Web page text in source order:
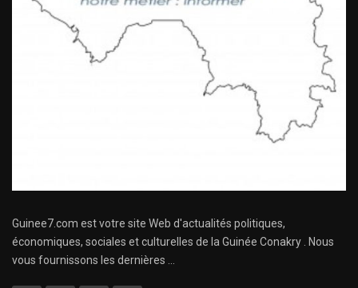
Guinee7.com est votre site Web d'actualités politiques,
économiques, sociales et culturelles de la Guinée Conakry . Nous
vous fournissons les dernières ...